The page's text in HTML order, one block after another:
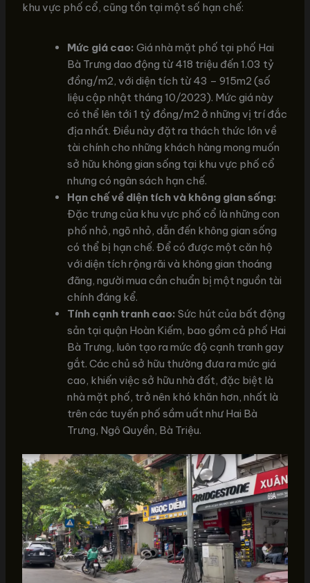
khu vực phố cổ, cũng tồn tại một số hạn chế:
Mức giá cao: Giá nhà mặt phố tại phố Hai
Bà Trưng dao động từ 418 triệu đến 1.03 tỷ
đồng/m2, với diện tích từ 43 – 915m2 (số
liệu cập nhật tháng 10/2023). Mức giá này
có thể lên tới 1 tỷ đồng/m2 ở những vị trí đắc
địa nhất. Điều này đặt ra thách thức lớn về
tài chính cho những khách hàng mong muốn
sở hữu không gian sống tại khu vực phố cổ
nhưng có ngân sách hạn chế.
Hạn chế về diện tích và không gian sống:
Đặc trưng của khu vực phố cổ là những con
phố nhỏ, ngõ nhỏ, dẫn đến không gian sống
có thể bị hạn chế. Để có được một căn hộ
với diện tích rộng rãi và không gian thoáng
đãng, người mua cần chuẩn bị một nguồn tài
chính đáng kể.
Tính cạnh tranh cao: Sức hút của bất động
sản tại quận Hoàn Kiếm, bao gồm cả phố Hai
Bà Trưng, luôn tạo ra mức độ cạnh tranh gay
gắt. Các chủ sở hữu thường đưa ra mức giá
cao, khiến việc sở hữu nhà đất, đặc biệt là
nhà mặt phố, trở nên khó khăn hơn, nhất là
trên các tuyến phố sầm uất như Hai Bà
Trưng, Ngô Quyền, Bà Triệu.